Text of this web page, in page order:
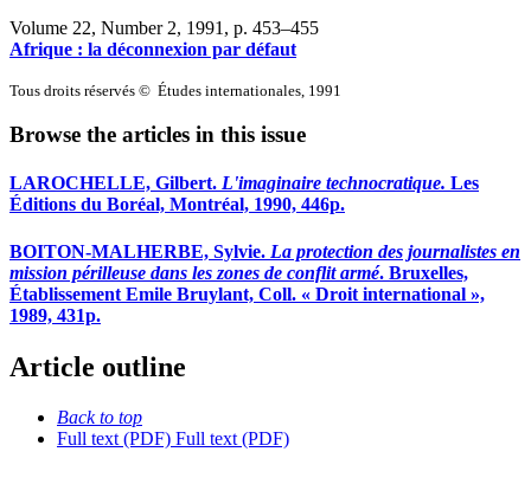
Volume 22, Number 2, 1991 , p. 453–455
Afrique : la déconnexion par défaut
Tous droits réservés © Études internationales, 1991
Browse the articles in this issue
LAROCHELLE, Gilbert. L'imaginaire technocratique. Les
Éditions du Boréal, Montréal, 1990, 446p.
BOITON-MALHERBE, Sylvie. La protection des journalistes en
mission périlleuse dans les zones de conflit armé. Bruxelles,
Établissement Emile Bruylant, Coll. « Droit international »,
1989, 431p.
Article outline
Back to top
Full text (PDF) Full text (PDF)